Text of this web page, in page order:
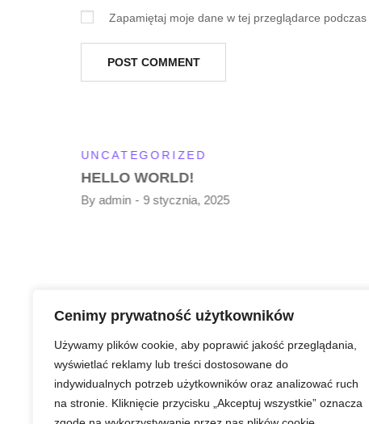
Cenimy prywatność użytkowników
Używamy plików cookie, aby poprawić jakość przeglądania,
wyświetlać reklamy lub treści dostosowane do
indywidualnych potrzeb użytkowników oraz analizować ruch
na stronie. Kliknięcie przycisku „Akceptuj wszystkie” oznacza
Zapamiętaj moje dane w tej przeglądarce
UNCATEGORIZED
HELLO WORLD!
By admin 9 stycznia, 2025